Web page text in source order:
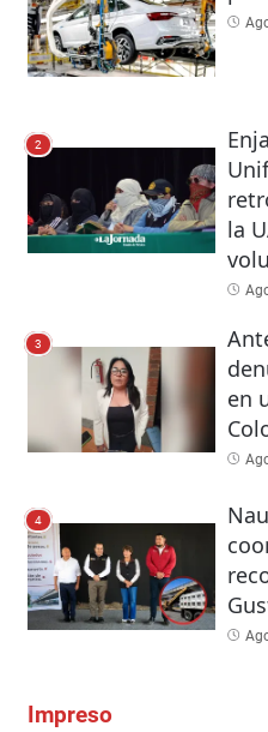
2
la
3
en
4
Impreso